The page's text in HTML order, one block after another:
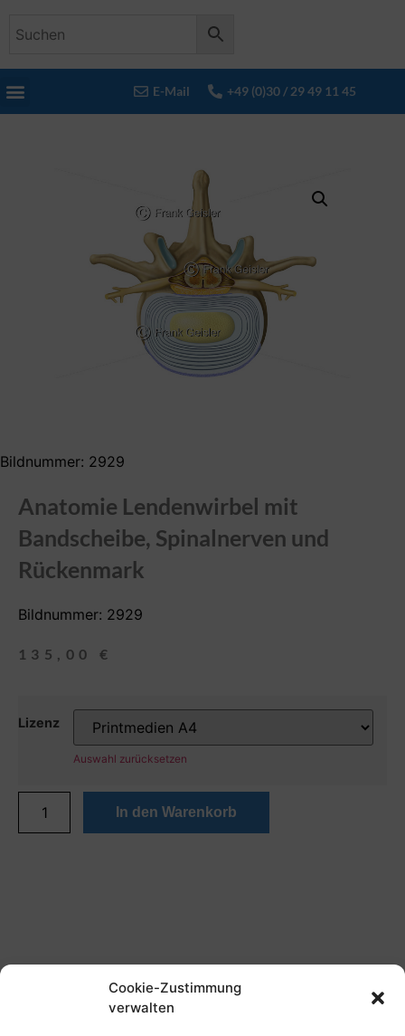
Cookie-Zustimmung
verwalten
E-Mail +49 (0)30 / 29 49 11 45
Bildnummer: 2929
Anatomie Lendenwirbel mit
Bandscheibe, Spinalnerven und
Rückenmark
Bildnummer: 2929
135,00 €
Lizenz
Auswahl zurücksetzen
In den Warenkorb